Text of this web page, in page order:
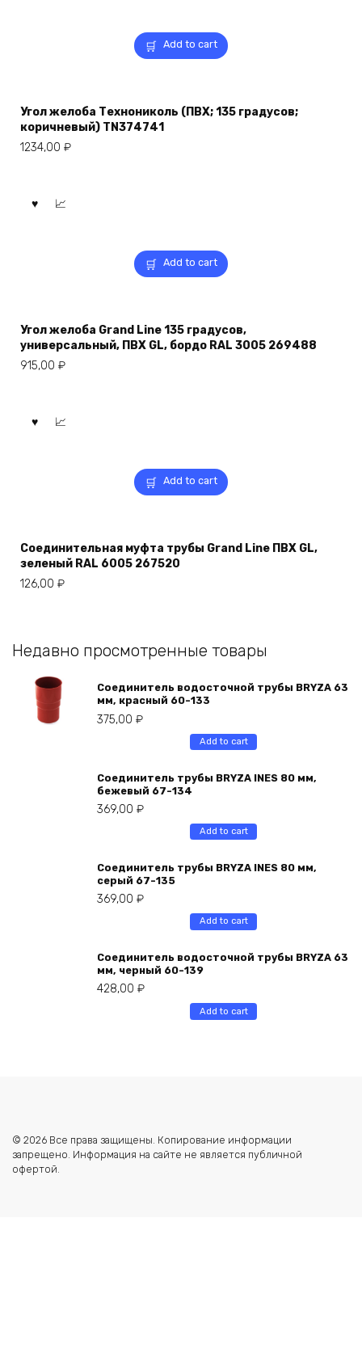
Add to cart
Угол желоба Технониколь (ПВХ; 135 градусов;
коричневый) TN374741
1234,00 ₽
Add to cart
Угол желоба Grand Line 135 градусов,
универсальный, ПВХ GL, бордо RAL 3005 269488
915,00 ₽
Add to cart
Соединительная муфта трубы Grand Line ПВХ GL,
зеленый RAL 6005 267520
126,00 ₽
Недавно просмотренные товары
Соединитель водосточной трубы BRYZA 63
мм, краcный 60-133
375,00 ₽
Add to cart
Соединитель трубы BRYZA INES 80 мм,
бежевый 67-134
369,00 ₽
Add to cart
Соединитель трубы BRYZA INES 80 мм,
серый 67-135
369,00 ₽
Add to cart
Соединитель водосточной трубы BRYZA 63
мм, черный 60-139
428,00 ₽
Add to cart
© 2026 Все права защищены. Копирование информации
запрещено. Информация на сайте не является публичной
офертой.